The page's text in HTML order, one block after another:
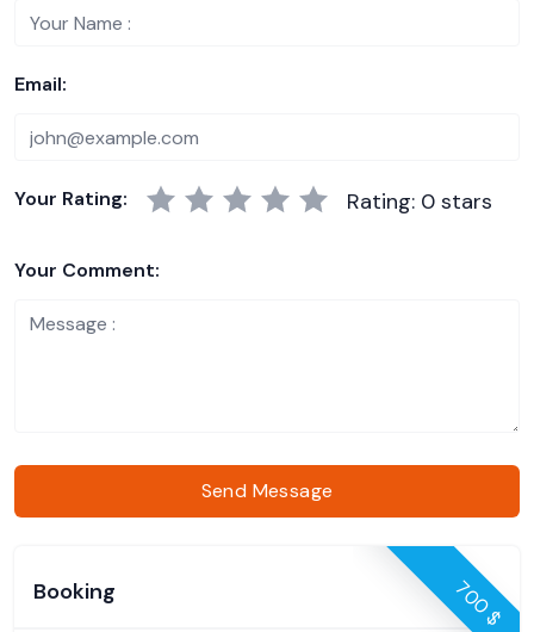
Email:
Your Rating: Rating: 0 stars
Your Comment:
Send Message
Booking 700 $